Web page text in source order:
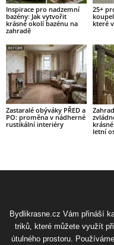
Inspirace pro nadzemní
bazény: Jak vytvořit
krásné okolí bazénu na
zahradě
25+
které
Zastaralé obýváky PŘED a
PO: proměna v nádherné
rustikální interiéry
letní
Bydlikrasne.cz Vám přináší
triků, které můžete využít
útulného prostoru.